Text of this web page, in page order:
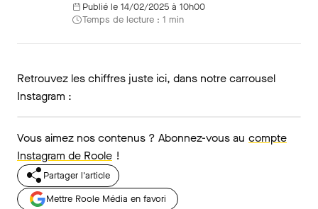
Publié le 14/02/2025 à 10h00
Temps de lecture : 1 min
Retrouvez les chiffres juste ici, dans notre carrousel
Instagram :
Vous aimez nos contenus ? Abonnez-vous au compte
Instagram de Roole !
Partager l'article
Mettre Roole Média en favori